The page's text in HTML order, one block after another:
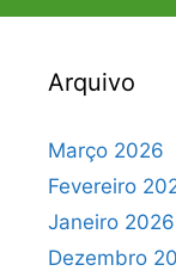
Arquivo
Março 2026
Fevereiro
Janeiro 2026
Dezembro